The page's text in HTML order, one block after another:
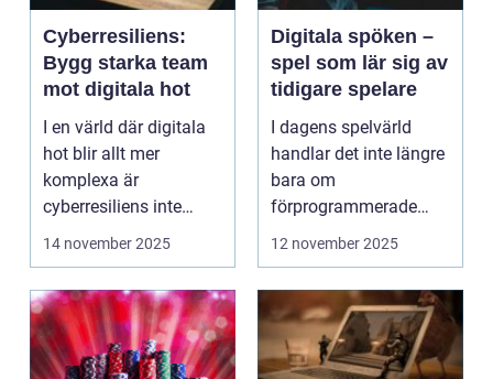
Cyberresiliens:
Bygg starka team
mot digitala hot
I en värld där digitala
hot blir allt mer
komplexa är
cyberresiliens inte
längre...
14 november 2025
Digitala spöken –
spel som lär sig av
tidigare spelare
I dagens spelvärld
handlar det inte längre
bara om
förprogrammerade
banor och fasta m...
12 november 2025